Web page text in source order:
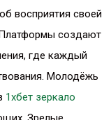
восприятия своей
Платформы создают
где каждый
Молодёжь
1хбет зеркало